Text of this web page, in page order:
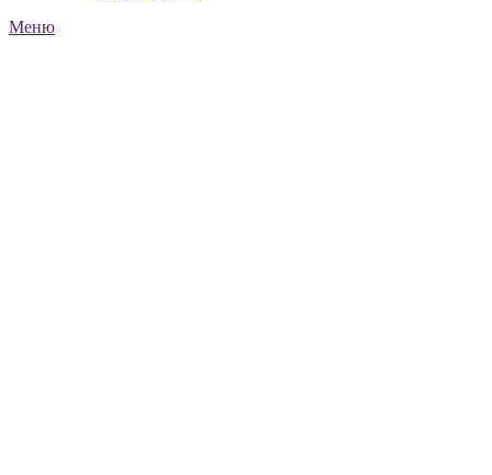
Меню